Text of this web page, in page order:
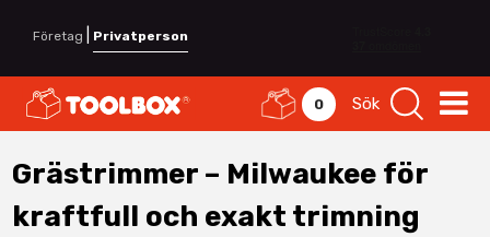
Företag Privatperson
0 Sök
Grästrimmer – Milwaukee för
kraftfull och exakt trimning